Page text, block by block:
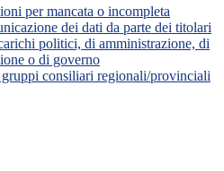
per mancata o incompleta
dei dati da parte dei titolari
politici, di amministrazione, di
o di governo
consiliari regionali/provinciali